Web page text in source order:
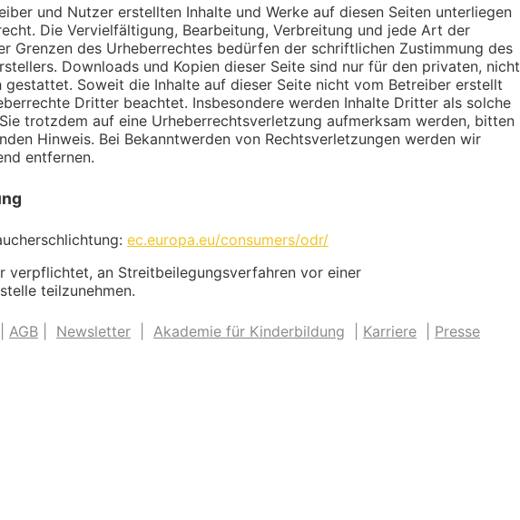
und Nutzer erstellten Inhalte und Werke auf diesen Seiten unterliegen
Die Vervielfältigung, Bearbeitung, Verbreitung und jede Art der
Grenzen des Urheberrechtes bedürfen der schriftlichen Zustimmung des
Downloads und Kopien dieser Seite sind nur für den privaten, nicht
gestattet. Soweit die Inhalte auf dieser Seite nicht vom Betreiber erstellt
Dritter beachtet. Insbesondere werden Inhalte Dritter als solche
trotzdem auf eine Urheberrechtsverletzung aufmerksam werden, bitten
Hinweis. Bei Bekanntwerden von Rechtsverletzungen werden wir
entfernen.
ec.europa.eu/consumers/odr/
verpflichtet, an Streitbeilegungsverfahren vor einer
teilzunehmen.
AGB Newsletter Akademie für Kinderbildung Karriere Presse